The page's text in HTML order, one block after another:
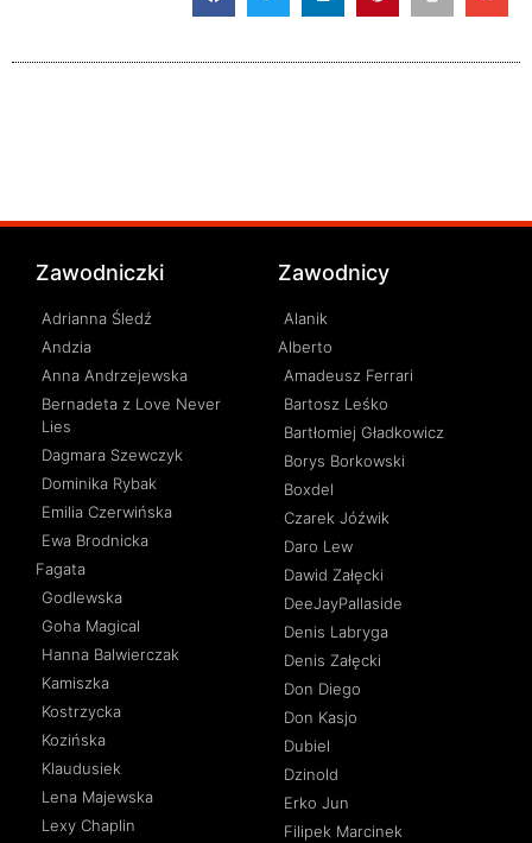
Zawodniczki
Adrianna Śledź
Andzia
Anna Andrzejewska
Bernadeta z Love Never
Lies
Dagmara Szewczyk
Dominika Rybak
Emilia Czerwińska
Ewa Brodnicka
Fagata
Godlewska
Goha Magical
Hanna Balwierczak
Kamiszka
Kostrzycka
Kozińska
Klaudusiek
Lena Majewska
Lexy Chaplin
Zawodnicy
Alanik
Alberto
Amadeusz Ferrari
Bartosz Leśko
Bartłomiej Gładkowicz
Borys Borkowski
Boxdel
Czarek Jóźwik
Daro Lew
Dawid Załęcki
DeeJayPallaside
Denis Labryga
Denis Załęcki
Don Diego
Don Kasjo
Dubiel
Dzinold
Erko Jun
Filipek Marcinek